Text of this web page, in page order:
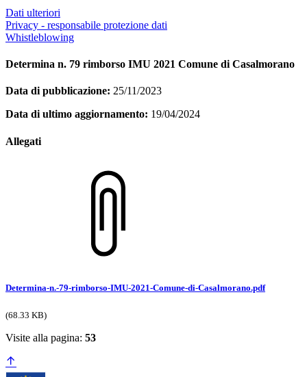
Dati ulteriori
Privacy - responsabile protezione dati
Whistleblowing
Determina n. 79 rimborso IMU 2021 Comune di Casalmorano
Data di pubblicazione: 25/11/2023
Data di ultimo aggiornamento: 19/04/2024
Allegati
Determina-n.-79-rimborso-IMU-2021-Comune-di-Casalmorano.pdf
(68.33 KB)
Visite alla pagina: 53